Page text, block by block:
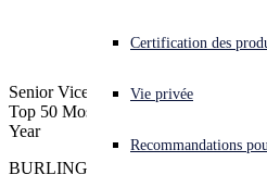
Vous subissez une cyberattaque ?
Open search
Open language switcher
Certification des
Vie privée
Recommandations
Récompenses et évaluations
Contacts Presse
Senior Vice President Kendra
Top 50 Most Influential Channel
Year
BURLINGTON, Mass.